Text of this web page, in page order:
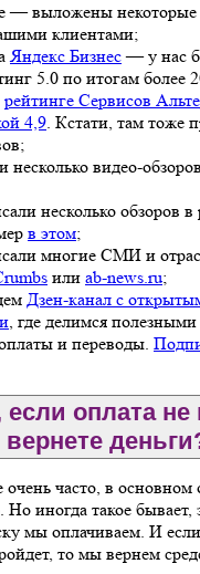
— выложены
клиентами;
Яндекс Бизнес— у нас
5.0 по итогам более
рейтинге Сервисов
4,9. Кстати, там тоже
несколько видео-
несколько обзоров в
в этом;
многие СМИ и
или ab-news.ru;
Дзен-канал с
, где делимся
и переводы.
если оплата не
очень часто, в основном
иногда такое бывает,
мы оплачиваем. И
то мы вернем